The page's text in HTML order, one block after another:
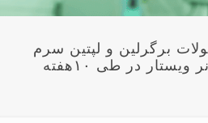
برگرلین و لپتین سرم
موش‌های صحرایی نر ویستار در طی ۱۰هفته